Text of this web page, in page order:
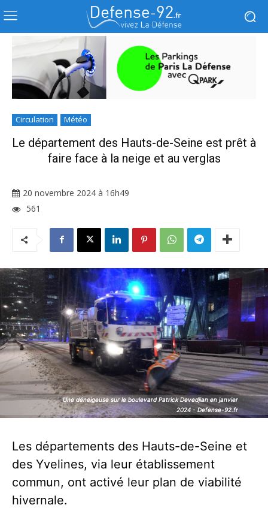
Circulation Météo
Le département des Hauts-de-Seine est prêt à
faire face à la neige et au verglas
20 novembre 2024 à 16h49
561
Une déneigeuse sur le boulevard Patrick Devedjian en janvier
2024 - Defense-92.fr
Une déneigeuse sur le boulevard Patrick Devedjian en janvier
2024 - Defense-92.fr
Les départements des Hauts-de-Seine et
des Yvelines, via leur établissement
commun, ont activé leur plan de viabilité
hivernale.